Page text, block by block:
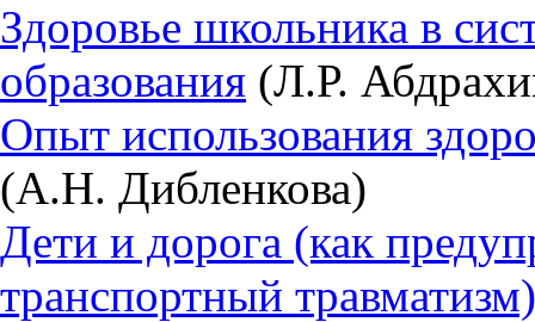
Здоровье школьника в
образования (Л.Р.
Опыт использования
(А.Н. Дибленкова)
Дети и дорога (как
транспортный травматизм)